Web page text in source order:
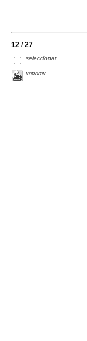
12 / 27
seleccionar
imprimir